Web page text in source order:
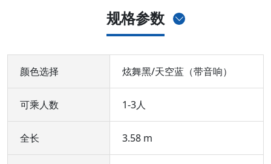
规格参数
颜色选择 炫舞黑/天空蓝（带音响）
可乘人数 1-3人
全长 3.58 m